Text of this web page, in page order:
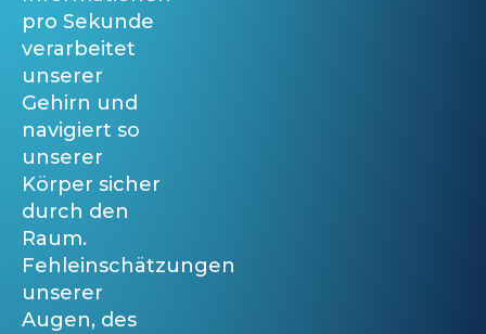
pro Sekunde
verarbeitet
unserer
Gehirn und
navigiert so
unserer
Körper sicher
durch den
Raum.
Fehleinschätzungen
unserer
Augen, des